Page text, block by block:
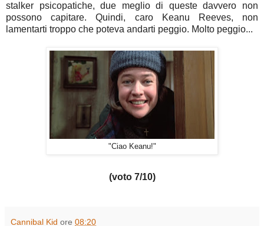
stalker psicopatiche, due meglio di queste davvero non
possono capitare. Quindi, caro Keanu Reeves, non
lamentarti troppo che poteva andarti peggio. Molto peggio...
"Ciao Keanu!"
(voto 7/10)
Cannibal Kid ore 08:20